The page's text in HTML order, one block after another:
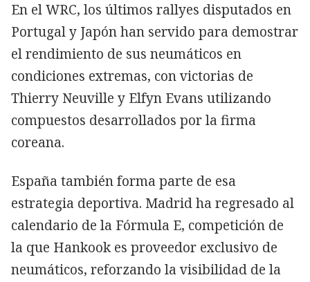
En el WRC, los últimos rallyes disputados en
Portugal y Japón han servido para demostrar
el rendimiento de sus neumáticos en
condiciones extremas, con victorias de
Thierry Neuville y Elfyn Evans utilizando
compuestos desarrollados por la firma
coreana.
España también forma parte de esa
estrategia deportiva. Madrid ha regresado al
calendario de la Fórmula E, competición de
la que Hankook es proveedor exclusivo de
neumáticos, reforzando la visibilidad de la